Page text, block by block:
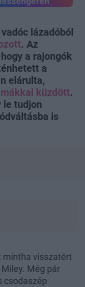
lázadóból
. Az
a rajongók
a
elárulta,
küzdött.
le tudjon
is
mintha visszatért
Még pár
csodaszép